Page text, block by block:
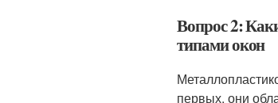
Вопрос 2:
типами окон
первых, они